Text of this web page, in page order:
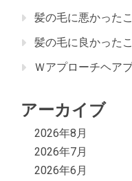
髪の毛に悪かった
髪の毛に良かった
Ｗアプローチヘア
アーカイブ
2026年8月
2026年7月
2026年6月